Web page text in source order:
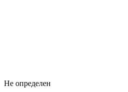
Не определен